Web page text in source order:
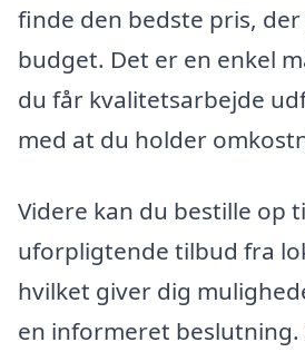
finde den bedste pris,
budget. Det er en enkel
du får kvalitetsarbejde
med at du holder
Videre kan du bestille op
uforpligtende tilbud fra
hvilket giver dig
en informeret